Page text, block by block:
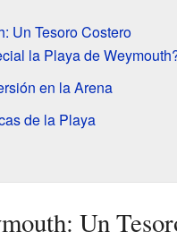
Un Tesoro Costero
la Playa de
en la Arena
de la Playa
Un